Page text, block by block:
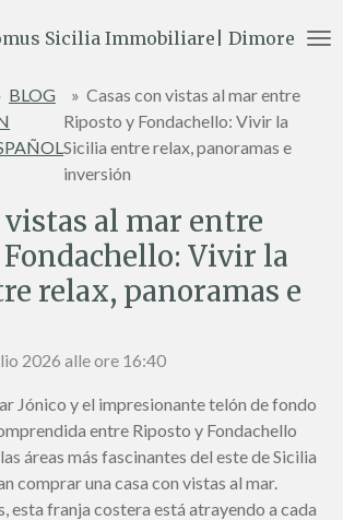
Sicilia Immobiliare| Dimore e
BLOG
» Casas con vistas al mar entre
Riposto y Fondachello: Vivir la
Sicilia entre relax, panoramas e
inversión
vistas al mar entre
Vivir la
relax, panoramas e
2026 alle ore 16:40
Jónico y el impresionante telón de fondo
entre Riposto y Fondachello
áreas más fascinantes del este de Sicilia
comprar una casa con vistas al mar.
esta franja costera está atrayendo a cada